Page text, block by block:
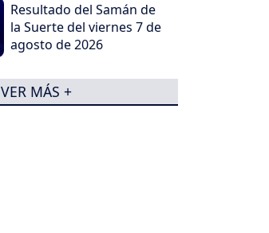
Resultado del Samán de
la Suerte del viernes 7 de
agosto de 2026
VER MÁS +